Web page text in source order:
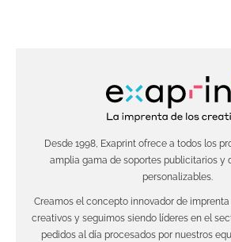
Desde 1998, Exaprint ofrece a todos los
amplia gama de soportes publicitarios y
personalizables.
Creamos el concepto innovador de imprenta
creativos y seguimos siendo líderes en el
pedidos al día procesados por nuestros